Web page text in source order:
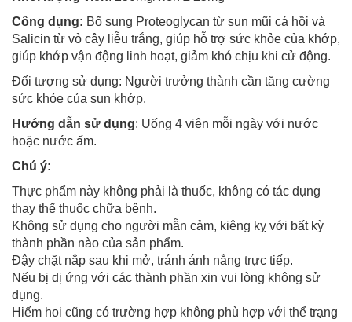
Công dụng: Bổ sung Proteoglycan từ sụn mũi cá hồi và
Salicin từ vỏ cây liễu trắng, giúp hỗ trợ sức khỏe của khớp,
giúp khớp vận động linh hoạt, giảm khó chịu khi cử động.
Đối tượng sử dụng: Người trưởng thành cần tăng cường
sức khỏe của sụn khớp.
Hướng dẫn sử dụng: Uống 4 viên mỗi ngày với nước
hoặc nước ấm.
Chú ý:
Thực phẩm này không phải là thuốc, không có tác dụng
thay thế thuốc chữa bệnh.
Không sử dụng cho người mẫn cảm, kiêng kỵ với bất kỳ
thành phần nào của sản phẩm.
Đậy chặt nắp sau khi mở, tránh ánh nắng trực tiếp.
Nếu bị dị ứng với các thành phần xin vui lòng không sử
dụng.
Hiếm hoi cũng có trường hợp không phù hợp với thể trạng